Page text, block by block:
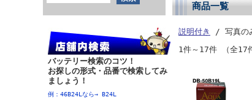
バッテリー検索のコツ！
お探しの形式・品番で検索してみ
ましょう！
例：46B24Lなら→ B24L
商品一覧
説明付き
/ 写真の
1件～17件 （全17